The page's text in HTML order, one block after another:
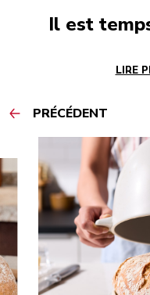
Il est
LIRE
PRÉCÉDENT
GO TO DETAIL PAGE